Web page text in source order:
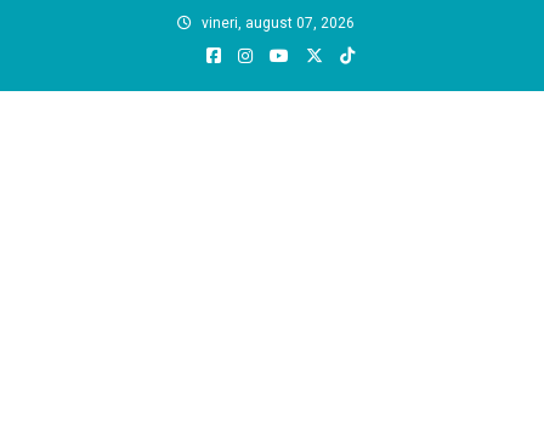
vineri, august 07, 2026